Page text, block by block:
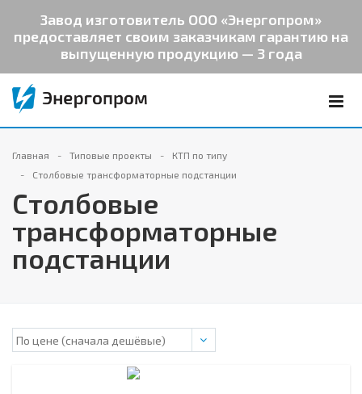
Завод изготовитель ООО «Энергопром»
предоставляет своим заказчикам гарантию на
выпущенную продукцию — 3 года
Главная Типовые проекты
КТП по типу
Столбовые трансформаторные подстанции
Столбовые
трансформаторные
подстанции